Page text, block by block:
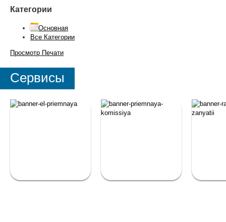
Категории
Основная
Все Категории
Просмотр Печати
Сервисы